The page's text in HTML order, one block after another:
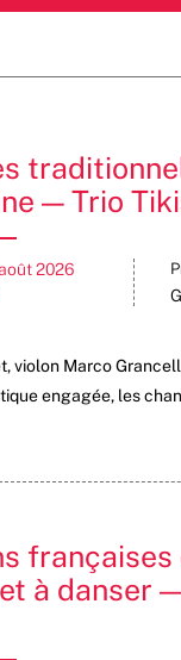
— Trio
2026
violon Marco
engagée, les
à danser